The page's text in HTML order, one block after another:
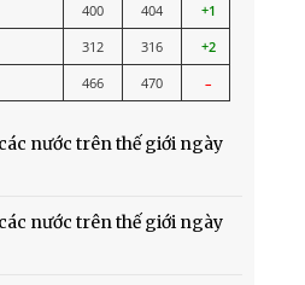
400 404
+1
312 316
+2
466 470 –
nước trên thế giới ngày
nước trên thế giới ngày